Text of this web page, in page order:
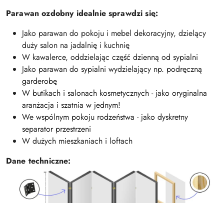
Parawan ozdobny idealnie sprawdzi się:
Jako parawan do pokoju i mebel dekoracyjny, dzielący
duży salon na jadalnię i kuchnię
W kawalerce, oddzielając część dzienną od sypialni
Jako parawan do sypialni wydzielający np. podręczną
garderobę
W butikach i salonach kosmetycznych - jako oryginalna
aranżacja i szatnia w jednym!
We wspólnym pokoju rodzeństwa - jako dyskretny
separator przestrzeni
W dużych mieszkaniach i loftach
Dane techniczne: